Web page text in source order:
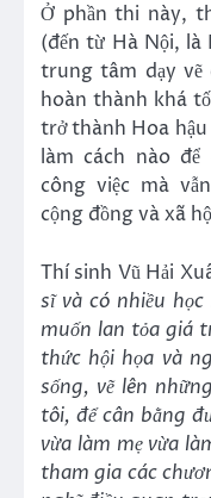
Ở phần thi này,
(đến từ Hà Nội, là
trung tâm dạy vẽ
hoàn thành khá
trở thành Hoa
làm cách nào để
công việc mà
cộng đồng và xã
Thí sinh Vũ Hải
sĩ và có nhiều
muốn lan tỏa giá
thức hội họa và
sống, vẽ lên
tôi, để cân bằng
vừa làm mẹ vừa
tham gia các